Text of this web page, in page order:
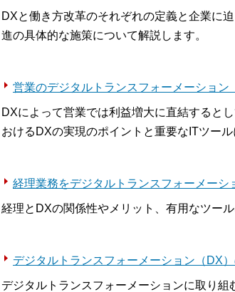
DXと働き方改革のそれぞれの定義と企業に
進の具体的な施策について解説します。
営業のデジタルトランスフォーメーション
DXによって営業では利益増大に直結すると
おけるDXの実現のポイントと重要なITツール
経理業務をデジタルトランスフォーメーシ
経理とDXの関係性やメリット、有用なツー
デジタルトランスフォーメーション（DX
デジタルトランスフォーメーションに取り